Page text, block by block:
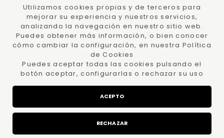
Polí­ticaPrivacidady Protección datos
Polí­tica de cookies Condiciones Compra
Ayuda -Faqs Declaración de accesibilidad Lumedia
PROGRAMA KIT DIGITAL COFINANCIADO POR LOS
DE RECUPERACIÓN Y RESILENCIA
Utilizamos cookies propias y de terceros para
mejorar su experiencia y nuestros servicios,
analizando la navegación en nuestro sitio web.
Puedes obtener más información, o bien conocer
cómo cambiar la configuración, en nuestra Política
de Cookies
Puedes aceptar todas las cookies pulsando el
botón aceptar, configurarlas o rechazar su uso
ACEPTO
RECHAZAR